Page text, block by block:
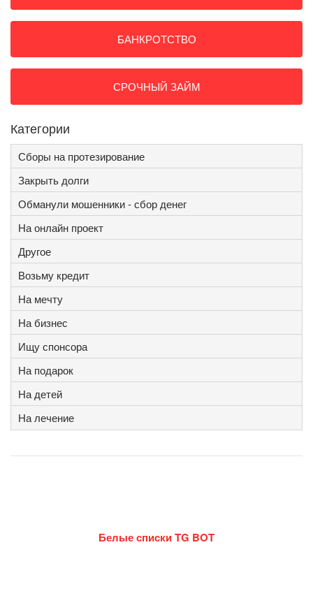
БАНКРОТСТВО
СРОЧНЫЙ ЗАЙМ
Категории
Сборы на протезирование
Закрыть долги
Обманули мошенники - сбор денег
На онлайн проект
Другое
Возьму кредит
На мечту
На бизнес
Ищу спонсора
На подарок
На детей
На лечение
Белые списки TG BOT